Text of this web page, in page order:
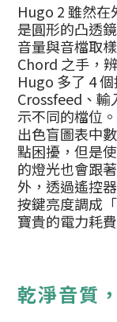
Hugo 2 雖然在
是圓形的凸透
音量與音檔取
Chord 之手，
Hugo 多了 4
Crossfeed、輸
示不同的檔位
出色盲圖表中
點困擾，但是
的燈光也會跟
外，透過遙控
按鍵亮度調成
寶貴的電力耗
乾淨音質